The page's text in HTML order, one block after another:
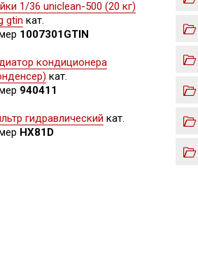
1/36 uniclean-500 (20 кг)
gtin кат.
1007301GTIN
кондиционера
кат.
940411
гидравлический кат.
HX81D